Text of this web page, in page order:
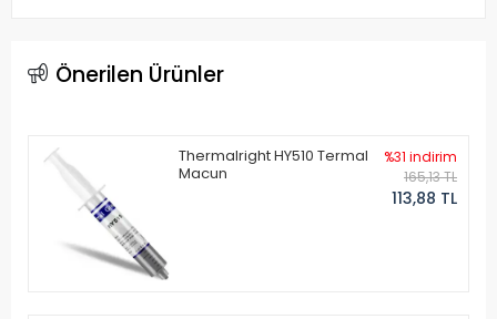
Önerilen Ürünler
Thermalright HY510 Termal
Macun
%31 indirim
165,13 TL
113,88 TL